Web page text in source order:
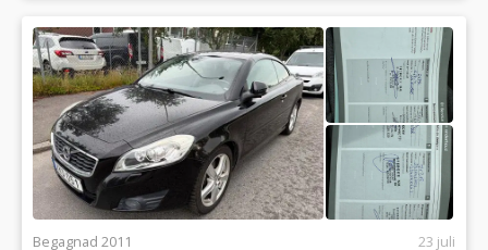
Begagnad 2011 23 juli